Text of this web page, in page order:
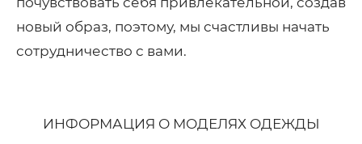
новый образ, поэтому, мы счастливы начать
сотрудничество с вами.
ИНФОРМАЦИЯ О МОДЕЛЯХ ОДЕЖДЫ